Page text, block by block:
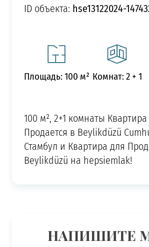
ID объекта: hse13122024-
Площадь: 100 м² Комнат: 2 + 1
100 м², 2+1 комнаты
Продается в Beylikdüzü
Стамбул и Квартира для
Beylikdüzü на hepsiemlak!
НАПИШИТЕ